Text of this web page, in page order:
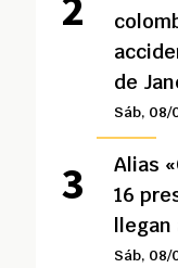
de
Sáb, 08/
Alias
16
Sáb, 08/